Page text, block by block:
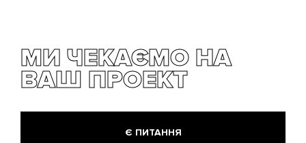
МИ ЧЕКАЄМО НА
ВАШ ПРОЕКТ
Є ПИТАННЯ